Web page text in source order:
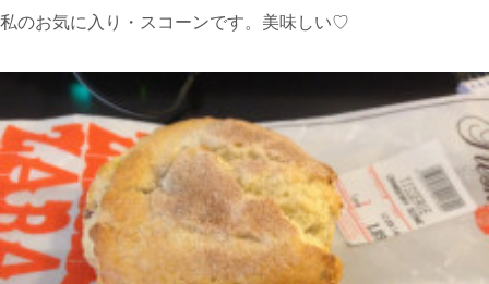
私のお気に入り・スコーンです。美味しい♡